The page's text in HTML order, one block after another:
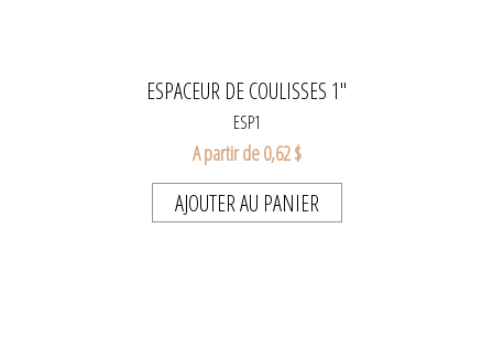
ESPACEUR DE COULISSES 1"
ESP1
A partir de 0,62 $
AJOUTER AU PANIER